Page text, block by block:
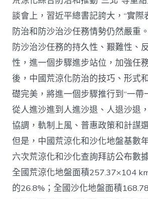
談會上，習近平總書記誇大，“實際
防治和防沙治沙任務情勢仍然嚴重
防沙治沙任務的持久性、艱難性、
性，進一個步驟進步站位，加強任
後，中國荒涼化防治的技巧、形式
礎完美，將進一個步驟推行到“一帶
從人進沙進到人進沙退、人退沙退
協調，軌制上風、普惠政策和計謀
但是，中國荒涼化和沙化地盤基數
六次荒涼化和沙化查詢拜訪公布數
全國荒涼化地盤面積257.37×104
的26.8%；全國沙化地盤面積